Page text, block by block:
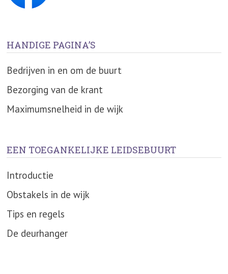
HANDIGE PAGINA’S
Bedrijven in en om de buurt
Bezorging van de krant
Maximumsnelheid in de wijk
EEN TOEGANKELIJKE LEIDSEBUURT
Introductie
Obstakels in de wijk
Tips en regels
De deurhanger